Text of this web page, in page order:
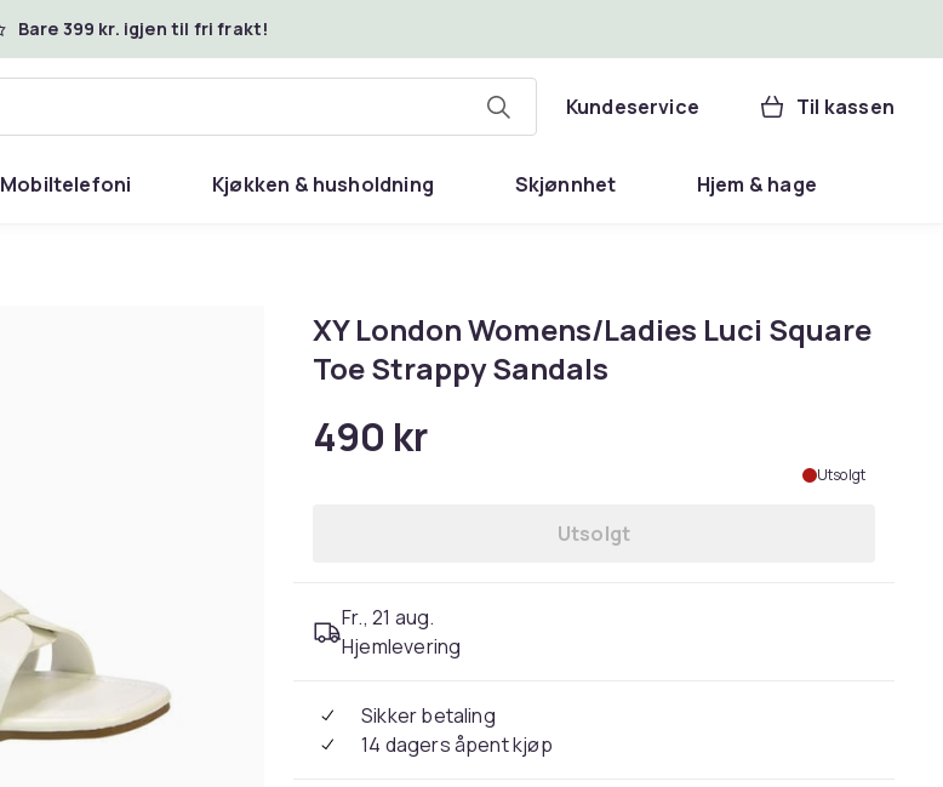
Bare 399 kr. igjen til fri frakt!
Kundeservice Til kassen
Mobiltelefoni Kjøkken & husholdning Skjønnhet Hjem & hage
XY London Womens/Ladies Luci Square
Toe Strappy Sandals
490 kr
Utsolgt
Utsolgt
Fr., 21 aug.
Hjemlevering
Sikker betaling
14 dagers åpent kjøp